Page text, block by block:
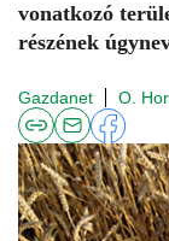
vonatkozó
részének
Gazdanet O.